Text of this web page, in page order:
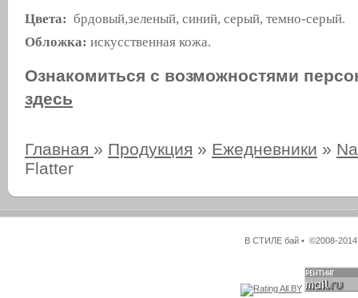
Цвета: брдовый,зеленый, синий, серый, темно-серый.
Обложка: искусственная кожа.
Ознакомиться с возможностями
здесь
Главная » Продукция » Ежедневники »
Flatter
В СТИЛЕ бай • ©2008-